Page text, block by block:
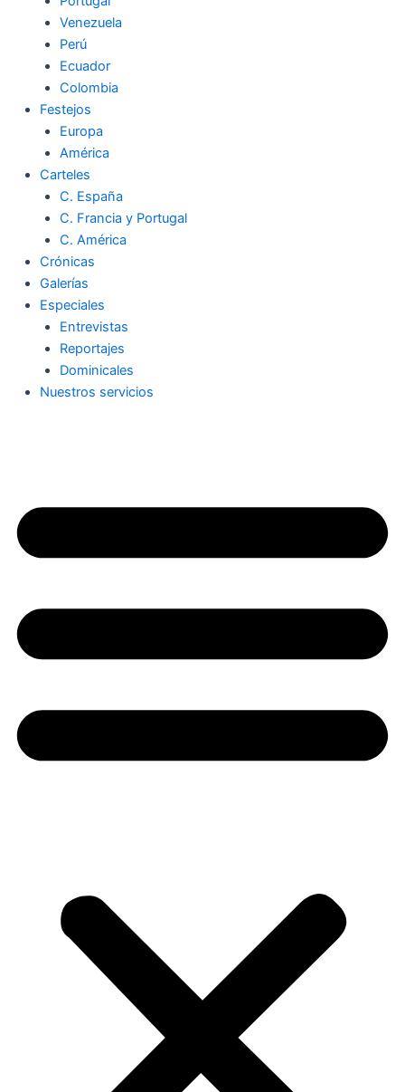
Venezuela
Perú
Ecuador
Colombia
Festejos
Europa
América
Carteles
C. España
C. Francia y Portugal
C. América
Crónicas
Galerías
Especiales
Entrevistas
Reportajes
Dominicales
Nuestros servicios